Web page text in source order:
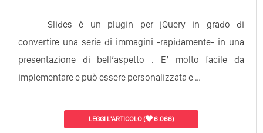
Slides è un plugin per jQuery in grado di
convertire una serie di immagini -rapidamente- in una
presentazione di bell’aspetto . E’ molto facile da
implementare e può essere personalizzata e …
LEGGI L'ARTICOLO( 6.066)